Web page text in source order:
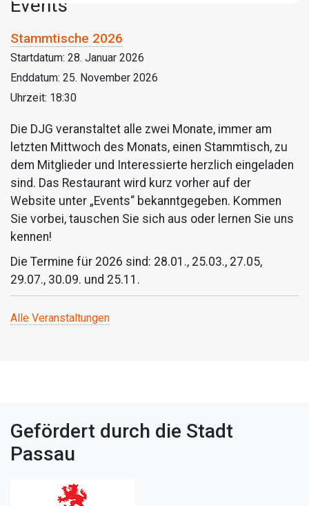
Events
Stammtische 2026
Startdatum: 28. Januar 2026
Enddatum: 25. November 2026
Uhrzeit: 18:30
Die DJG veranstaltet alle zwei Monate, immer am
letzten Mittwoch des Monats, einen Stammtisch, zu
dem Mitglieder und Interessierte herzlich eingeladen
sind. Das Restaurant wird kurz vorher auf der
Website unter „Events“ bekanntgegeben. Kommen
Sie vorbei, tauschen Sie sich aus oder lernen Sie uns
kennen!
Die Termine für 2026 sind: 28.01., 25.03., 27.05,
29.07., 30.09. und 25.11.
Alle Veranstaltungen
Gefördert durch die Stadt
Passau